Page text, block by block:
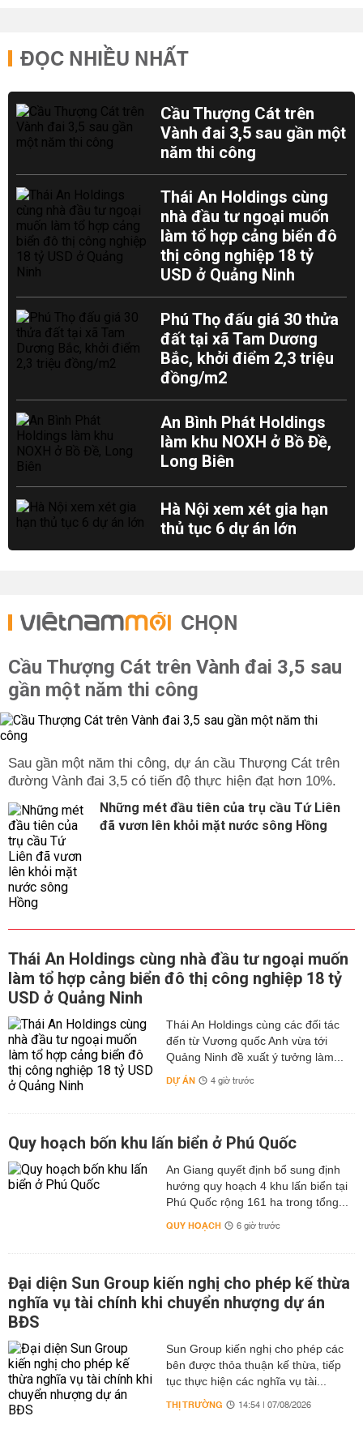
ĐỌC NHIỀU NHẤT
Cầu Thượng Cát trên
Vành đai 3,5 sau gần một
năm thi công
Thái An Holdings cùng
nhà đầu tư ngoại muốn
làm tổ hợp cảng biển đô
thị công nghiệp 18 tỷ
USD ở Quảng Ninh
Phú Thọ đấu giá 30 thửa
đất tại xã Tam Dương
Bắc, khởi điểm 2,3 triệu
đồng/m2
An Bình Phát Holdings
làm khu NOXH ở Bồ Đề,
Long Biên
Hà Nội xem xét gia hạn
thủ tục 6 dự án lớn
CHỌN
Cầu Thượng Cát trên Vành đai 3,5 sau
gần một năm thi công
Sau gần một năm thi công, dự án cầu Thượng Cát trên
đường Vành đai 3,5 có tiến độ thực hiện đạt hơn 10%.
Những mét đầu tiên của trụ cầu Tứ Liên
đã vươn lên khỏi mặt nước sông Hồng
Thái An Holdings cùng nhà đầu tư ngoại muốn
làm tổ hợp cảng biển đô thị công nghiệp 18 tỷ
USD ở Quảng Ninh
Thái An Holdings cùng các đối tác
đến từ Vương quốc Anh vừa tới
Quảng Ninh đề xuất ý tưởng làm...
DỰ ÁN 4 giờ trước
Quy hoạch bốn khu lấn biển ở Phú Quốc
An Giang quyết định bổ sung định
hướng quy hoạch 4 khu lấn biển tại
Phú Quốc rộng 161 ha trong tổng...
QUY HOẠCH 6 giờ trước
Đại diện Sun Group kiến nghị cho phép kế thừa
nghĩa vụ tài chính khi chuyển nhượng dự án
BĐS
Sun Group kiến nghị cho phép các
bên được thỏa thuận kế thừa, tiếp
tục thực hiện các nghĩa vụ tài...
THỊ TRƯỜNG 14:54 | 07/08/2026